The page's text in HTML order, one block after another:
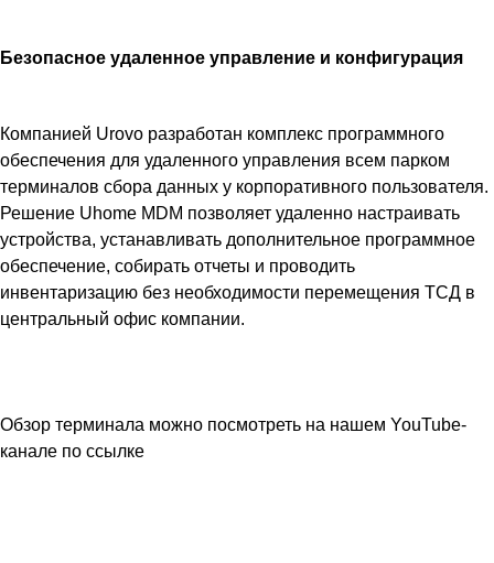
Безопасное удаленное управление и конфигурация
Компанией Urovo разработан комплекс программного
обеспечения для удаленного управления всем парком
терминалов сбора данных у корпоративного пользователя.
Решение Uhome MDM позволяет удаленно настраивать
устройства, устанавливать дополнительное программное
обеспечение, собирать отчеты и проводить
инвентаризацию без необходимости перемещения ТСД в
центральный офис компании.
Обзор терминала можно посмотреть на нашем YouTube-
канале по ссылке